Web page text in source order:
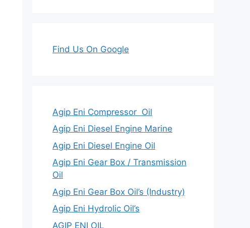
Find Us On Google
Agip Eni Compressor Oil
Agip Eni Diesel Engine Marine
Agip Eni Diesel Engine Oil
Agip Eni Gear Box / Transmission
Oil
Agip Eni Gear Box Oil’s (Industry)
Agip Eni Hydrolic Oil’s
AGIP ENI OIL